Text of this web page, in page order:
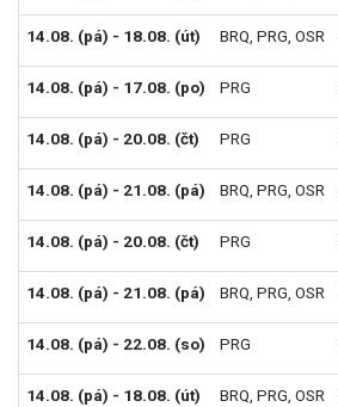
14.08. (pá) - 18.08. (út) BRQ, PRG, OSR
14.08. (pá) - 17.08. (po) PRG
14.08. (pá) - 20.08. (čt) PRG
14.08. (pá) - 21.08. (pá) BRQ, PRG, OSR
14.08. (pá) - 20.08. (čt) PRG
14.08. (pá) - 21.08. (pá) BRQ, PRG, OSR
14.08. (pá) - 22.08. (so) PRG
14.08. (pá) - 18.08. (út) BRQ, PRG, OSR